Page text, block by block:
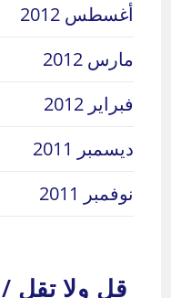
أغسطس 2012
مارس 2012
فبراير 2012
ديسمبر 2011
نوفمبر 2011
قل ولا تقل